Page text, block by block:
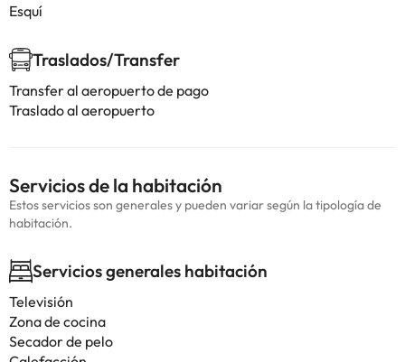
Esquí
Traslados/Transfer
Transfer al aeropuerto de pago
Traslado al aeropuerto
Servicios de la habitación
Estos servicios son generales y pueden variar según la tipología de
habitación.
Servicios generales habitación
Televisión
Zona de cocina
Secador de pelo